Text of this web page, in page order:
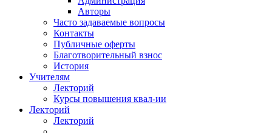
Авторы
Часто задаваемые вопросы
Контакты
Публичные оферты
Благотворительный взнос
История
Учителям
Лекторий
Курсы повышения квал-ии
Лекторий
Лекторий